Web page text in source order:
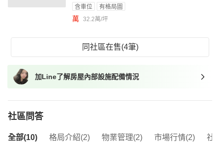
含車位
有格局圖
萬 32.2萬/坪
同社區在售(4筆)
加Line了解房屋內部設施配備情況
社區問答
全部(10) 格局介紹(2) 物業管理(2) 市場行情(2) 社